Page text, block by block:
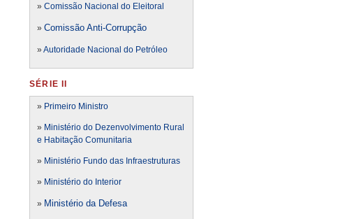
» Comissão Nacional do Eleitoral
» Comissão Anti-Corrupção
» Autoridade Nacional do Petróleo
SÉRIE II
» Primeiro Ministro
» Ministério do Dezenvolvimento Rural
e Habitação Comunitaria
» Ministério Fundo das Infraestruturas
» Ministério do Interior
» Ministério da Defesa